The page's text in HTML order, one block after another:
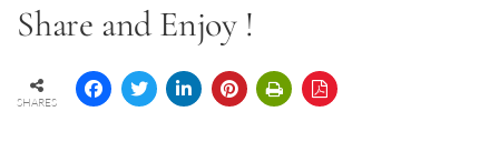
Share and Enjoy !
SHARES